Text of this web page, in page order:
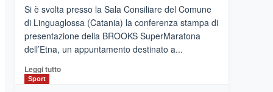
Al
via
i
collegamenti
Si è svolta presso la Sala Consiliare del Comune
di Linguaglossa (Catania) la conferenza stampa di
presentazione della BROOKS SuperMaratona
dell’Etna, un appuntamento destinato a...
Leggi tuttoLeggi
Sport